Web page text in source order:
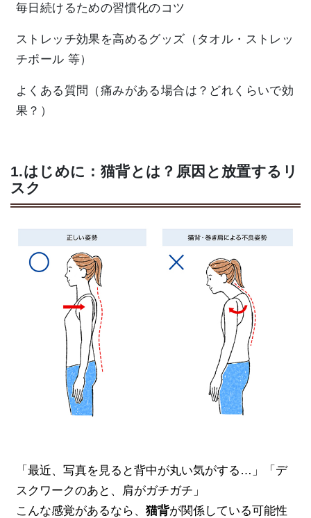
毎日続けるための習慣化のコツ
ストレッチ効果を高めるグッズ（タオル・ストレッ
チポール 等）
よくある質問（痛みがある場合は？どれくらいで効
果？）
1.はじめに：猫背とは？原因と放置するリ
スク
「最近、写真を見ると背中が丸い気がする…」「デ
スクワークのあと、肩がガチガチ」
こんな感覚があるなら、 猫背が関係している可能性